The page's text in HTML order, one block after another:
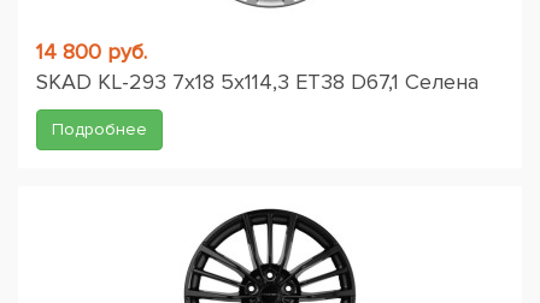
14 800 руб.
SKAD KL-293 7x18 5x114,3 ET38 D67,1 Селена
Подробнее